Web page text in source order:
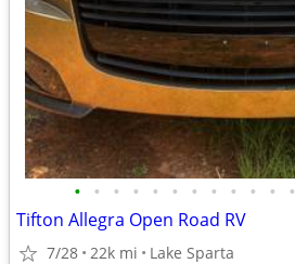
• • • • • • • • • • • •
Tifton Allegra Open Road RV
7/28 22k mi Lake Sparta